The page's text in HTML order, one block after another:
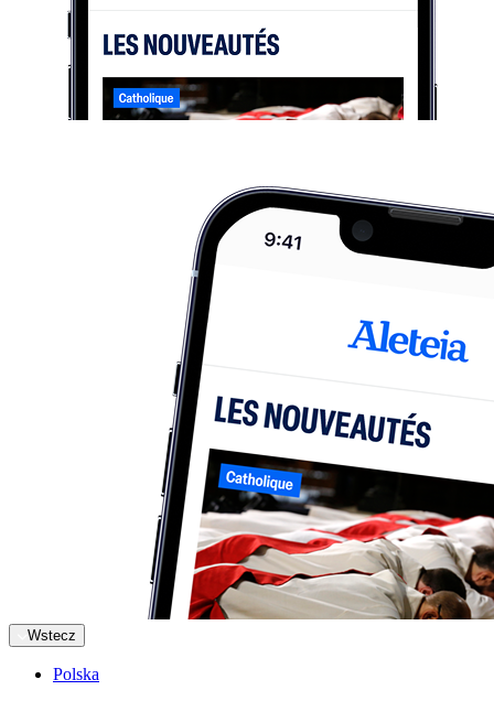
Wstecz
Polska